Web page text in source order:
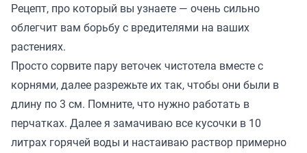
Рецепт, про который вы узнаете — очень сильно
облегчит вам борьбу с вредителями на ваших
растениях.
Просто сорвите пару веточек чистотела вместе с
корнями, далее разрежьте их так, чтобы они были в
длину по 3 см. Помните, что нужно работать в
перчатках. Далее я замачиваю все кусочки в 10
литрах горячей воды и настаиваю раствор примерно